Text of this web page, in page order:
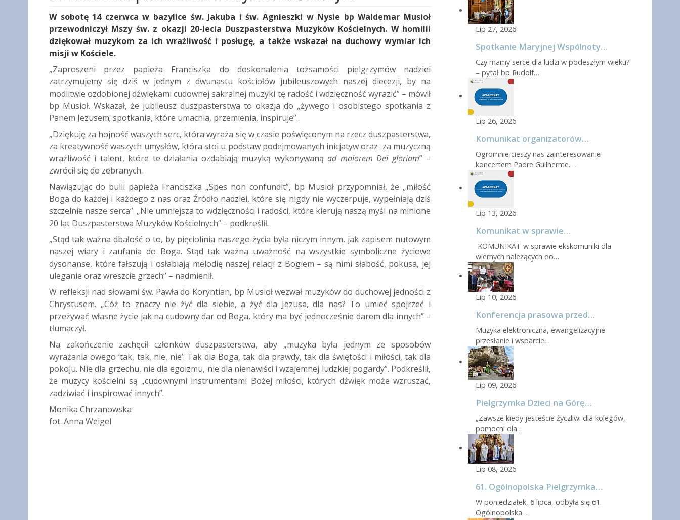
W sobotę 14 czerwca w bazylice św. Jakuba i św. Agnieszki w Nysie bp Waldemar Musioł
przewodniczył Mszy św. z okazji 20-lecia Duszpasterstwa Muzyków Kościelnych. W homilii
dziękował muzykom za ich wrażliwość i posługę, a także wskazał na duchowy wymiar ich
misji w Kościele.
„Zaproszeni przez papieża Franciszka do doskonalenia tożsamości pielgrzymów nadziei
zatrzymujemy się dziś w jednym z dwunastu kościołów jubileuszowych naszej diecezji, by na
modlitwie ozdobionej dźwiękami cudownej sakralnej muzyki tę radość i wdzięczność wyrazić” – mówił
bp Musioł. Wskazał, że jubileusz duszpasterstwa to okazja do „żywego i osobistego spotkania z
Panem Jezusem; spotkania, które umacnia, przemienia, inspiruje”.
„Dziękuję za hojność waszych serc, która wyraża się w czasie poświęconym na rzecz duszpasterstwa,
za kreatywność waszych umysłów, która stoi u podstaw podejmowanych inicjatyw oraz za muzyczną
wrażliwość i talent, które te działania ozdabiają muzyką wykonywanąad maiorem Dei gloriam” –
zwrócił się do zebranych.
Nawiązując do bulli papieża Franciszka „Spes non confundit”, bp Musioł przypomniał, że „miłość
Boga do każdej i każdego z nas oraz Źródło nadziei, które się nigdy nie wyczerpuje, wypełniają dziś
szczelnie nasze serca”. „Nie umniejsza to wdzięczności i radości, które kierują naszą myśl na minione
20 lat Duszpasterstwa Muzyków Kościelnych” – podkreślił.
„Stąd tak ważna dbałość o to, by pięciolinia naszego życia była niczym innym, jak zapisem nutowym
naszej wiary i zaufania do Boga. Stąd tak ważna uważność na wszystkie symboliczne życiowe
dysonanse, które fałszują i osłabiają melodię naszej relacji z Bogiem – są nimi słabość, pokusa, jej
uleganie oraz wreszcie grzech” – nadmienił.
W refleksji nad słowami św. Pawła do Koryntian, bp Musioł wezwał muzyków do duchowej jedności z
Chrystusem. „Cóż to znaczy nie żyć dla siebie, a żyć dla Jezusa, dla nas? To umieć spojrzeć i
przeżywać własne życie jak na cudowny dar od Boga, który ma być jednocześnie darem dla innych” –
tłumaczył.
Na zakończenie zachęcił członków duszpasterstwa, aby „muzyka była jednym ze sposobów
wyrażania owego ‘tak, tak, nie, nie’: Tak dla Boga, tak dla prawdy, tak dla świętości i miłości, tak dla
pokoju. Nie dla grzechu, nie dla egoizmu, nie dla nienawiści i wzajemnej ludzkiej pogardy”. Podkreślił,
że muzycy kościelni są „cudownymi instrumentami Bożej miłości, których dźwięk może wzruszać,
zadziwiać i inspirować innych”.
Monika Chrzanowska
fot. Anna Weigel
Lip 27, 2026
Spotkanie Maryjnej Wspólnoty…
Czy mamy serce dla ludzi w podeszłym wieku?
– pytał bp Rudolf…
Lip 26, 2026
Komunikat organizatorów…
Ogromnie cieszy nas zainteresowanie
koncertem Padre Guilherme.…
Lip 13, 2026
Komunikat w sprawie…
KOMUNIKAT w sprawie ekskomuniki dla
wiernych należących do…
Lip 10, 2026
Konferencja prasowa przed…
Muzyka elektroniczna, ewangelizacyjne
przesłanie i wsparcie…
Lip 09, 2026
Pielgrzymka Dzieci na Górę…
„Zawsze kiedy jesteście życzliwi dla kolegów,
pomocni dla…
Lip 08, 2026
61. Ogólnopolska Pielgrzymka…
W poniedziałek, 6 lipca, odbyła się 61.
Ogólnopolska…